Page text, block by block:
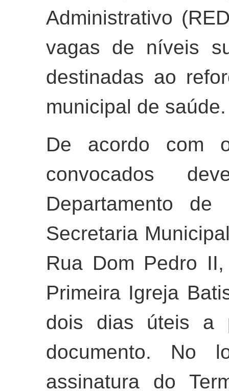
Administrativo
vagas de níveis
destinadas ao
municipal de saúde.
De acordo com
convocados
Departamento de
Secretaria
Rua Dom Pedro
Primeira Igreja
dois dias úteis a
documento. No
assinatura do